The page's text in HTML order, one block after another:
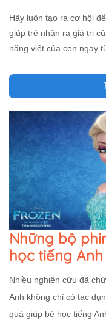
Hãy luôn tạo ra cơ hội
giúp trẻ nhận ra giá trị
năng viết của con ngay
Những bộ
học tiếng
Nhiều nghiên cứu đã
Anh không chỉ có tác
quả giúp bé học tiếng